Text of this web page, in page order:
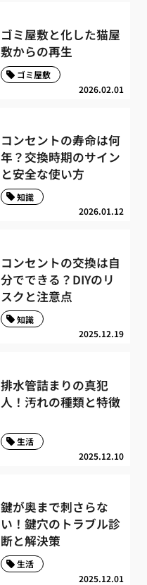
ゴミ屋敷と化した猫屋
敷からの再生
2026.02.01
ゴミ屋敷
コンセントの寿命は何
年？交換時期のサイン
と安全な使い方
2026.01.12
知識
コンセントの交換は自
分でできる？DIYのリ
スクと注意点
2025.12.19
知識
排水管詰まりの真犯
人！汚れの種類と特徴
2025.12.10
生活
鍵が奥まで刺さらな
い！鍵穴のトラブル診
断と解決策
2025.12.01
生活